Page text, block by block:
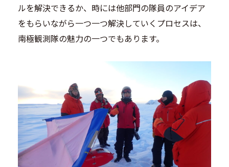
ルを解決できるか、時には他部門の隊員のアイデア
をもらいながら一つ一つ解決していくプロセスは、
南極観測隊の魅力の一つでもあります。